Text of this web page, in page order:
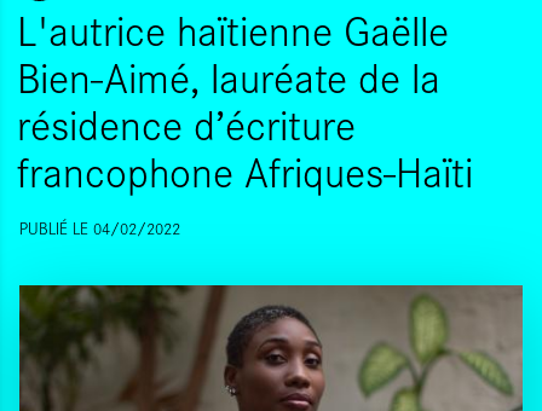
L'autrice haïtienne Gaëlle
Bien-Aimé, lauréate de la
résidence d’écriture
francophone Afriques-Haïti
PUBLIÉ LE 04/02/2022